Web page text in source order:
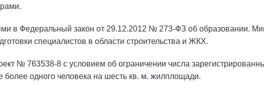
в Федеральный закон от 29.12.2012 № 273-ФЗ об образовании.
специалистов в области строительства и ЖКХ.
№ 763538-8 с условием об ограничении числа
одного человека на шесть кв. м. жилплощади.